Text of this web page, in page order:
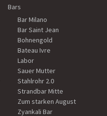
Bars
Bar Milano
Bar Saint Jean
Bohnengold
Bateau Ivre
Labor
Sauer Mutter
Stahlrohr 2.0
Strandbar Mitte
Zum starken August
Zyankali Bar